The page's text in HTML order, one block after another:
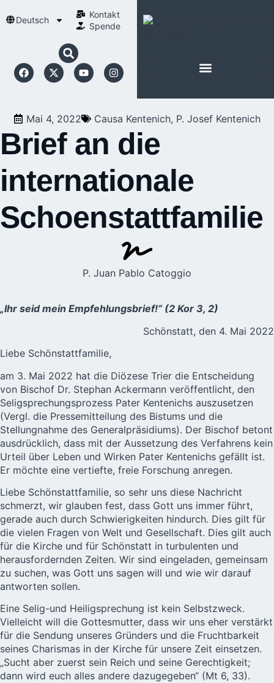
Deutsch
Kontakt
Spende
Mai 4, 2022 Causa Kentenich, P. Josef Kentenich
Brief an die
internationale
Schoenstattfamilie
P. Juan Pablo Catoggio
„Ihr seid mein Empfehlungsbrief!“ (2 Kor 3, 2)
Schönstatt, den 4. Mai 2022
Liebe Schönstattfamilie,
am 3. Mai 2022 hat die Diözese Trier die Entscheidung
von Bischof Dr. Stephan Ackermann veröffentlicht, den
Seligsprechungsprozess Pater Kentenichs auszusetzen
(Vergl. die Pressemitteilung des Bistums und die
Stellungnahme des Generalpräsidiums). Der Bischof betont
ausdrücklich, dass mit der Aussetzung des Verfahrens kein
Urteil über Leben und Wirken Pater Kentenichs gefällt ist.
Er möchte eine vertiefte, freie Forschung anregen.
Liebe Schönstattfamilie, so sehr uns diese Nachricht
schmerzt, wir glauben fest, dass Gott uns immer führt,
gerade auch durch Schwierigkeiten hindurch. Dies gilt für
die vielen Fragen von Welt und Gesellschaft. Dies gilt auch
für die Kirche und für Schönstatt in turbulenten und
herausfordernden Zeiten. Wir sind eingeladen, gemeinsam
zu suchen, was Gott uns sagen will und wie wir darauf
antworten sollen.
Eine Selig-und Heiligsprechung ist kein Selbstzweck.
Vielleicht will die Gottesmutter, dass wir uns eher verstärkt
für die Sendung unseres Gründers und die Fruchtbarkeit
seines Charismas in der Kirche für unsere Zeit einsetzen.
„Sucht aber zuerst sein Reich und seine Gerechtigkeit;
dann wird euch alles andere dazugegeben“ (Mt 6, 33).